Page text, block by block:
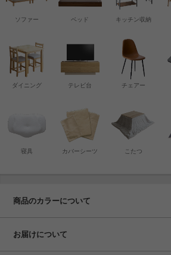
ソファー ベッド キッチン収納
寝具 カバーシーツ
チェアー
こたつ
テレビ台
ダイニング
商品のカラーについて
お届けについて